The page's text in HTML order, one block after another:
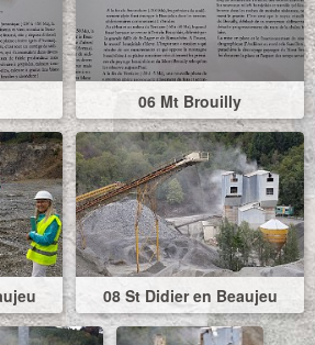
06 Mt Brouilly
08 St Didier en Beaujeu